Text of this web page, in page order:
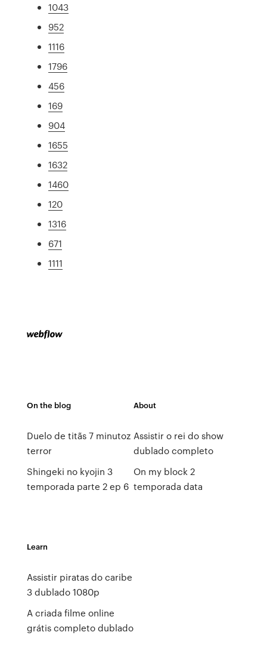
1043
952
1116
1796
456
169
904
1655
1632
1460
120
1316
671
1111
On the blog
Duelo de titãs 7 minutoz
terror
Shingeki no kyojin 3
temporada parte 2 ep 6
About
Assistir o rei do show
dublado completo
On my block 2
temporada data
Learn
Assistir piratas do caribe
3 dublado 1080p
A criada filme online
grátis completo dublado